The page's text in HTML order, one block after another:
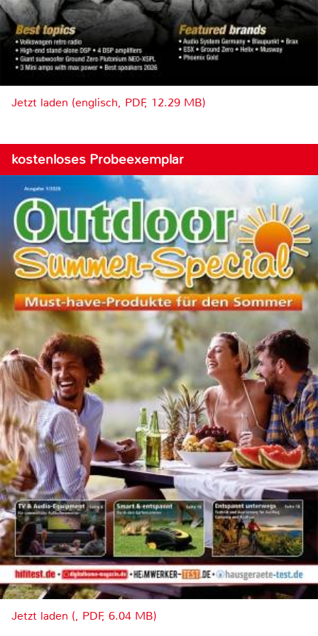
Jetzt laden (englisch, PDF, 12.29 MB)
kostenloses Probeexemplar
Jetzt laden (, PDF, 6.04 MB)